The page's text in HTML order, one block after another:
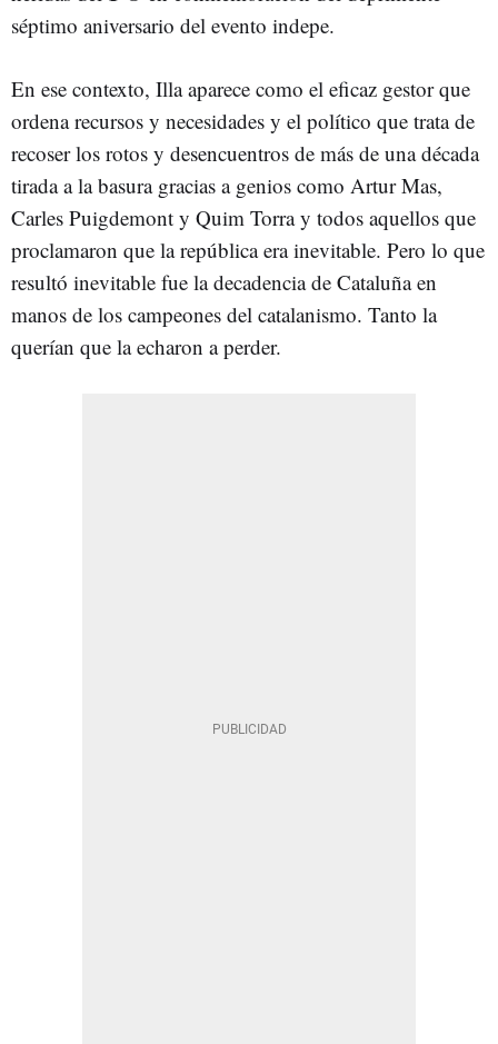
séptimo aniversario del evento indepe.
En ese contexto, Illa aparece como el eficaz gestor que
ordena recursos y necesidades y el político que trata de
recoser los rotos y desencuentros de más de una década
tirada a la basura gracias a genios como Artur Mas,
Carles Puigdemont y Quim Torra y todos aquellos que
proclamaron que la república era inevitable. Pero lo que
resultó inevitable fue la decadencia de Cataluña en
manos de los campeones del catalanismo. Tanto la
querían que la echaron a perder.